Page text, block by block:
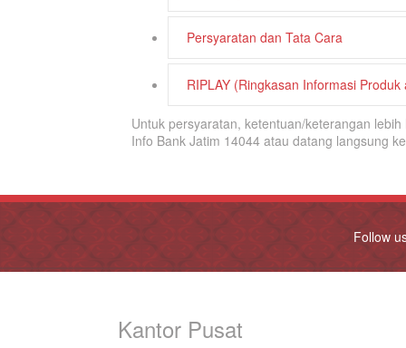
Persyaratan dan Tata Cara
RIPLAY (Ringkasan Informasi
Untuk persyaratan, ketentuan/keterangan
Info Bank Jatim 14044 atau datang langsung
Follow
Kantor Pusat